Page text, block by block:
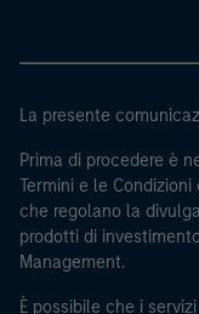
La presente
Prima di procedere è
Termini e le
che regolano la
prodotti di
Management.
È possibile che i